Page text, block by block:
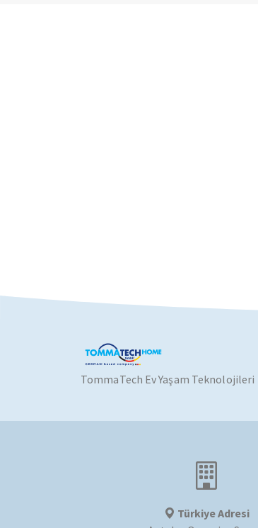
TommaTech Ev Yaşam Teknolojileri
Türkiye Adresi